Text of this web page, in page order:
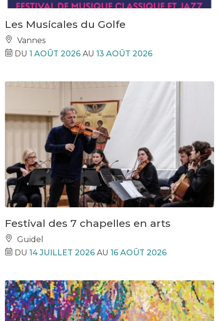
Les Musicales du Golfe
Vannes
DU 1 AOÛT 2026 AU 13 AOÛT 2026
Festival des 7 chapelles en arts
Guidel
DU 14 JUILLET 2026 AU 16 AOÛT 2026